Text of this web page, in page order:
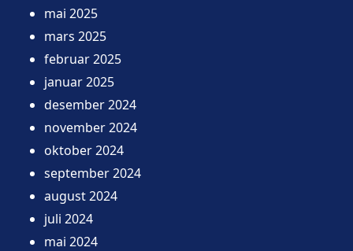
mai 2025
mars 2025
februar 2025
januar 2025
desember 2024
november 2024
oktober 2024
september 2024
august 2024
juli 2024
mai 2024